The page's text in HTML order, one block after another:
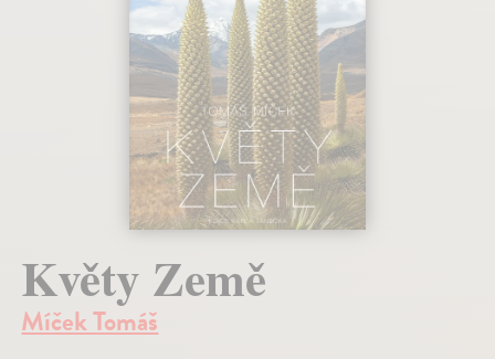
Květy Země
Míček Tomáš